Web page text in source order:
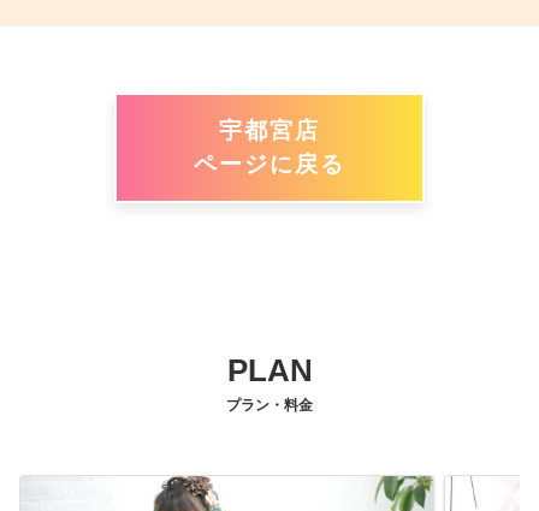
宇都宮店
ページに戻る
PLAN
プラン・料金